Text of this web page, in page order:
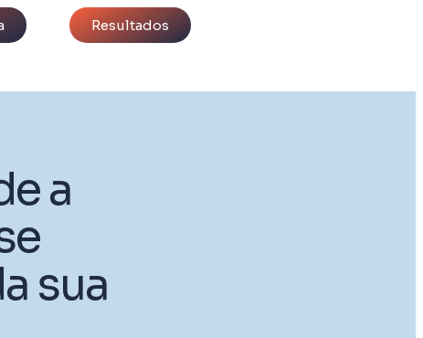
Resultados
a
sua